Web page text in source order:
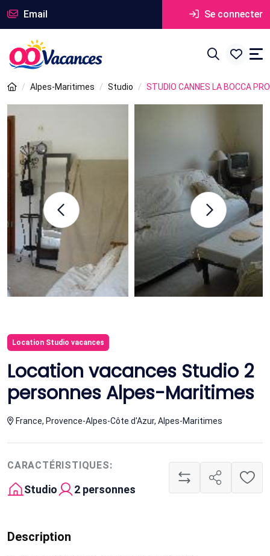
Email Se connecter
Alpes-Maritimes Studio STUDIO CANNES LA BOCCA
Location Studio vacances
Location vacances Studio 2
personnes Alpes-Maritimes
France, Provence-Alpes-Côte d'Azur, Alpes-Maritimes
CARACTÉRISTIQUES:
Studio 2 personnes
Description